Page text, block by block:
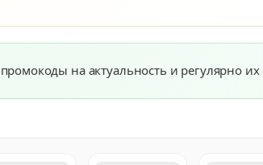
на актуальность и регулярно их